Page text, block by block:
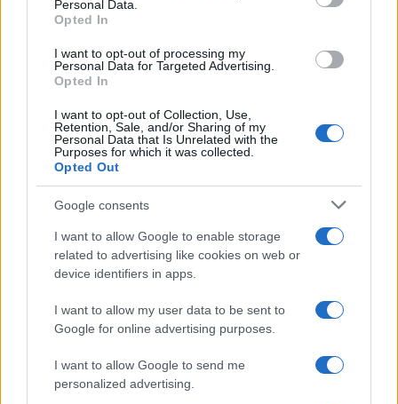
Personal Data.
Opted In
I want to opt-out of processing my
Personal Data for Targeted Advertising.
Opted In
I want to opt-out of Collection, Use,
Retention, Sale, and/or Sharing of my
Personal Data that Is Unrelated with the
Purposes for which it was collected.
Opted Out
Google consents
I want to allow Google to enable storage
related to advertising like cookies on web or
device identifiers in apps.
I want to allow my user data to be sent to
Google for online advertising purposes.
I want to allow Google to send me
personalized advertising.
Cadena perpetua para ex oficial de LAPD por robo cripto a
adolescente
Diego Martín · 6 Ago 2026
CRIPTOMONEDAS